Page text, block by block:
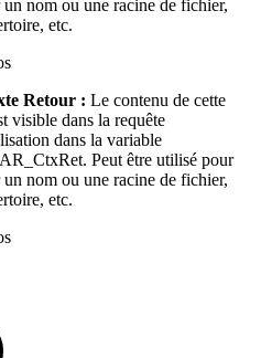
un nom ou une racine de fichier,
etc.
Retour : Le contenu de cette
visible dans la requête
dans la variable
Peut être utilisé pour
un nom ou une racine de fichier,
etc.